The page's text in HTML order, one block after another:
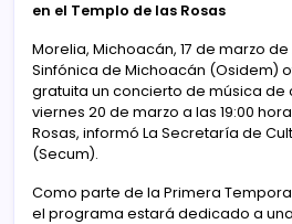
en el Templo de las Rosas
Morelia, Michoacán, 17 de marzo
Sinfónica de Michoacán (Osidem)
gratuita un concierto de música de
viernes 20 de marzo a las 19:00
Rosas, informó La Secretaría de
(Secum).
Como parte de la Primera
el programa estará dedicado a